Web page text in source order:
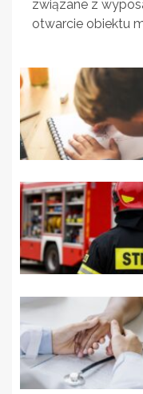
związane z
otwarcie obiektu